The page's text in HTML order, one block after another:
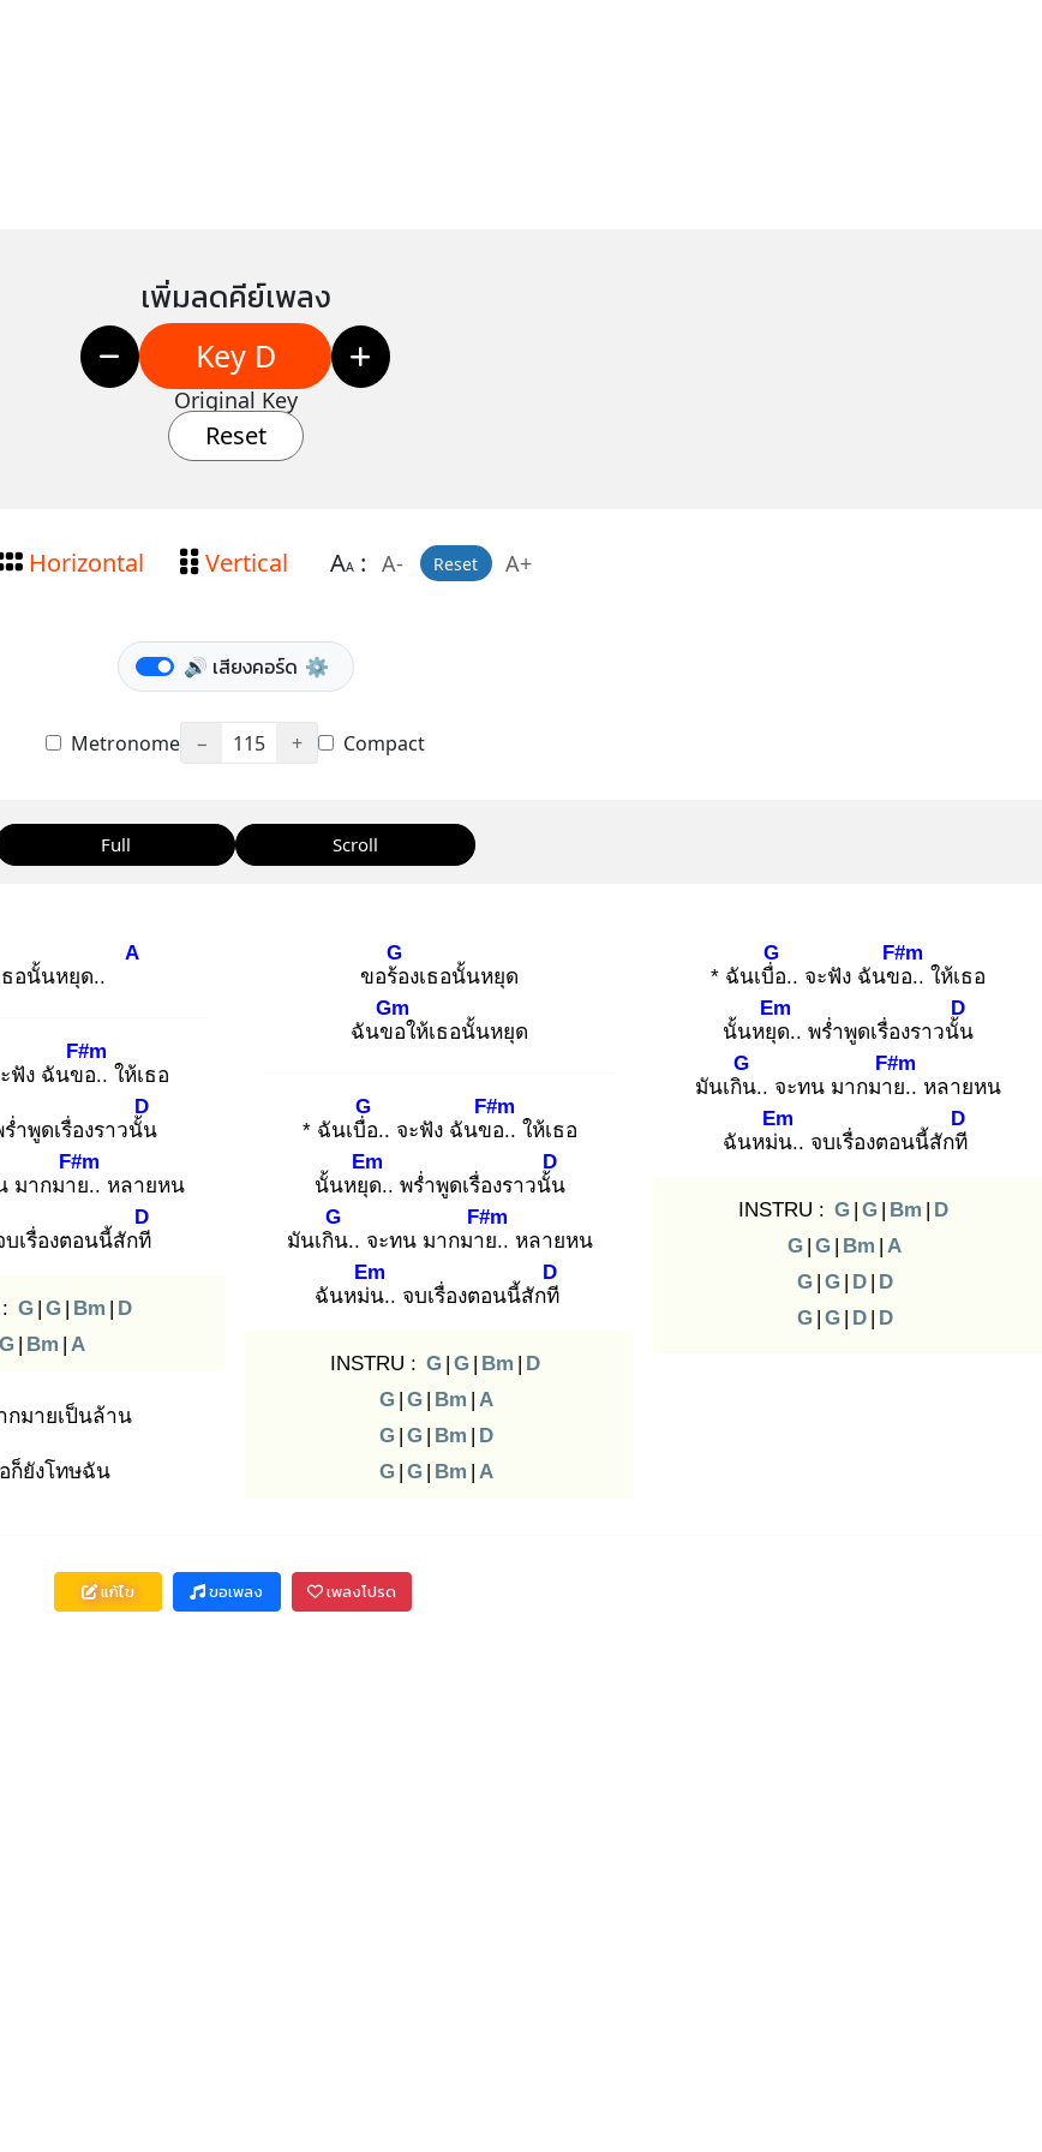
เพิ่มลดคีย์เพลง
Key D
Original Key
Reset
Horizontal Vertical AA: A- Reset A+
🔊 เสียงคอร์ด ⚙️
Metronome − 115 + Compact
Full Scroll
ธอนั้นหยุด..
A
ฟัง ฉันขอ
F#m
.. ให้เธอ
ำพูดเรื่องราวนั้น
D
มากมาย
F#m
.. หลายหน
บเรื่องตอนนี้สักที
D
G | G | Bm | D
G | Bm | A
กมายเป็นล้าน
ก็ยังโทษฉัน
ขอร้อ
G
งเธอนั้นหยุด
ฉันขอ
Gm
ให้เธอนั้นหยุด
* ฉันเบื่อ
G
.. จะฟัง ฉันขอ
F#m
.. ให้เธอ
นั้นหยุด
Em
.. พร่ำพูดเรื่องราวนั้น
D
มันเกิน
G
.. จะทน มากมาย
F#m
.. หลายหน
ฉันหม่น
Em
.. จบเรื่องตอนนี้สักที
D
INSTRU : G | G | Bm | D
G | G | Bm | A
G | G | Bm | D
G | G | Bm | A
* ฉันเบื่อ
G
.. จะฟัง ฉันขอ
F#m
.. ให้เธอ
นั้นหยุด
Em
.. พร่ำพูดเรื่องราวนั้น
D
มันเกิน
G
.. จะทน มากมาย
F#m
.. หลายหน
ฉันหม่น
Em
.. จบเรื่องตอนนี้สักที
D
INSTRU : G | G | Bm | D
G | G | Bm | A
G | G | D | D
G | G | D | D
แก้ไข ขอเพลง เพลงโปรด